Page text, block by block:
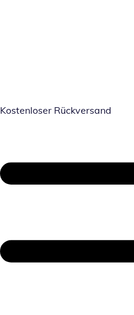
Kostenloser Rückversand